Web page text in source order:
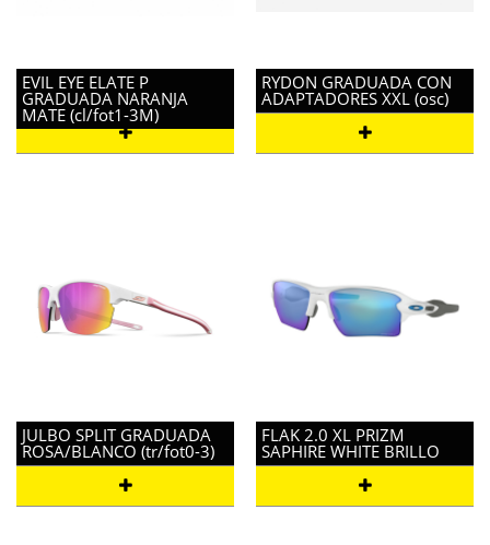
EVIL EYE ELATE P
GRADUADA NARANJA
MATE (cl/fot1-3M)
RYDON GRADUADA CON
ADAPTADORES XXL (osc)
JULBO SPLIT GRADUADA
ROSA/BLANCO (tr/fot0-3)
FLAK 2.0 XL PRIZM
SAPHIRE WHITE BRILLO